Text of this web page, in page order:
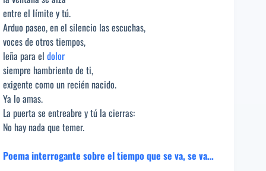
entre el límite y tú.
Arduo paseo, en el silencio las escuchas,
voces de otros tiempos,
leña para el dolor
siempre hambriento de ti,
exigente como un recién nacido.
Ya lo amas.
La puerta se entreabre y tú la cierras:
No hay nada que temer.
Poema interrogante sobre el tiempo que se va, se va…